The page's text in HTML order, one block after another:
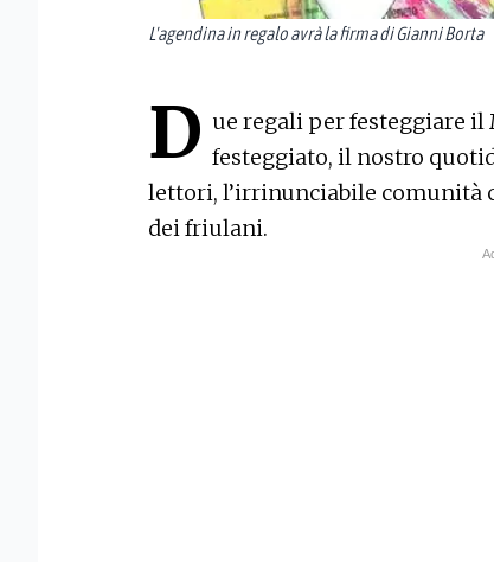
L'agendina in regalo avrà la firma di Gianni Borta
D ue regali per festeggiare il
festeggiato, il nostro
lettori, l’irrinunciabile comunità
dei friulani.